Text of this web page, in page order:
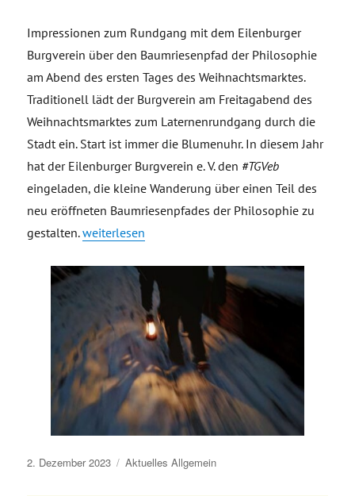
Impressionen zum Rundgang mit dem Eilenburger
Burgverein über den Baumriesenpfad der Philosophie
am Abend des ersten Tages des Weihnachtsmarktes.
Traditionell lädt der Burgverein am Freitagabend des
Weihnachtsmarktes zum Laternenrundgang durch die
Stadt ein. Start ist immer die Blumenuhr. In diesem Jahr
hat der Eilenburger Burgverein e. V. den #TGVeb
eingeladen, die kleine Wanderung über einen Teil des
neu eröffneten Baumriesenpfades der Philosophie zu
gestalten.„Impressionen Rundgang mit dem Eilenburger
weiterlesen
Veröffentlicht
2. Dezember 2023 Aktuelles Allgemein